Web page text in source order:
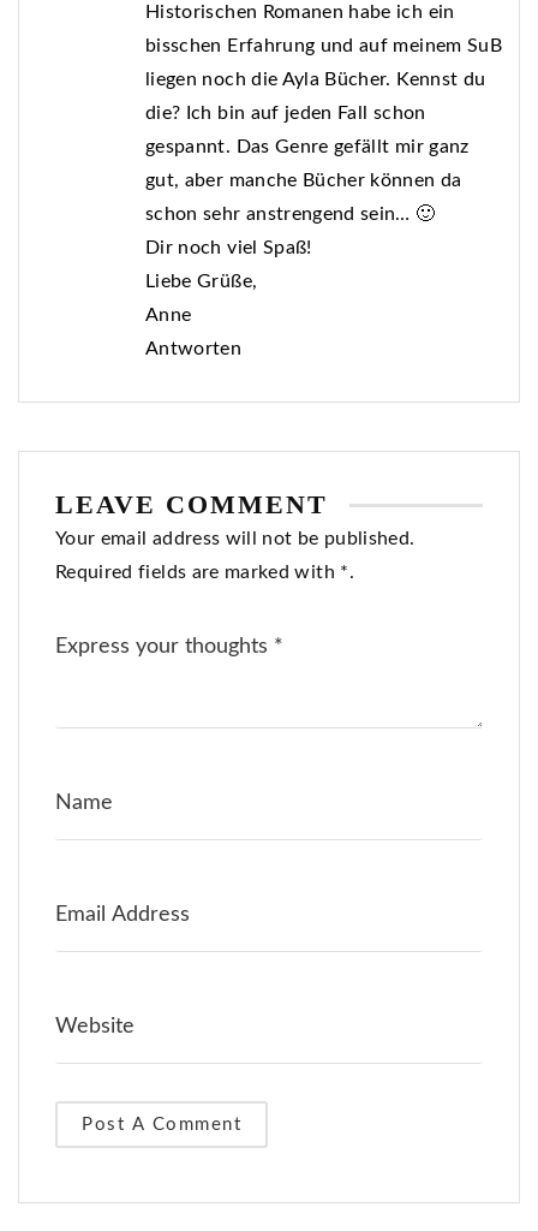
Historischen Romanen habe ich ein
bisschen Erfahrung und auf meinem SuB
liegen noch die Ayla Bücher. Kennst du
die? Ich bin auf jeden Fall schon
gespannt. Das Genre gefällt mir ganz
gut, aber manche Bücher können da
schon sehr anstrengend sein… 🙂
Dir noch viel Spaß!
Liebe Grüße,
Anne
Antworten
LEAVE COMMENT
Your email address will not be published.
Required fields are marked with *.